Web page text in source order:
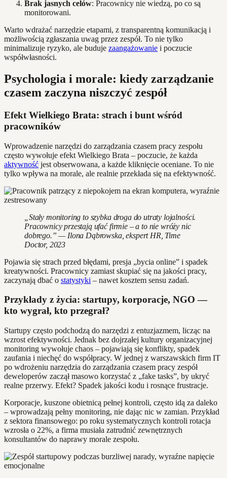
Brak jasnych celów: Pracownicy nie wiedzą, po co są
monitorowani.
Warto wdrażać narzędzie etapami, z transparentną komunikacją i
możliwością zgłaszania uwag przez zespół. To nie tylko
minimalizuje ryzyko, ale buduje zaangażowanie i poczucie
współwłasności.
Psychologia i morale: kiedy zarządzanie
czasem zaczyna niszczyć zespół
Efekt Wielkiego Brata: strach i bunt wśród
pracowników
Wprowadzenie narzędzi do zarządzania czasem pracy zespołu
często wywołuje efekt Wielkiego Brata – poczucie, że każda
aktywność jest obserwowana, a każde kliknięcie oceniane. To nie
tylko wpływa na morale, ale realnie przekłada się na efektywność.
„Stały monitoring to szybka droga do utraty lojalności.
Pracownicy przestają ufać firmie – a to nie wróży nic
dobrego.” — Ilona Dąbrowska, ekspert HR, Time
Doctor, 2023
Pojawia się strach przed błędami, presja „bycia online” i spadek
kreatywności. Pracownicy zamiast skupiać się na jakości pracy,
zaczynają dbać o statystyki – nawet kosztem sensu zadań.
Przykłady z życia: startupy, korporacje, NGO —
kto wygrał, kto przegrał?
Startupy często podchodzą do narzędzi z entuzjazmem, licząc na
wzrost efektywności. Jednak bez dojrzałej kultury organizacyjnej
monitoring wywołuje chaos – pojawiają się konflikty, spadek
zaufania i niechęć do współpracy. W jednej z warszawskich firm IT
po wdrożeniu narzędzia do zarządzania czasem pracy zespół
deweloperów zaczął masowo korzystać z „fake tasks”, by ukryć
realne przerwy. Efekt? Spadek jakości kodu i rosnące frustracje.
Korporacje, kuszone obietnicą pełnej kontroli, często idą za daleko
– wprowadzają pełny monitoring, nie dając nic w zamian. Przykład
z sektora finansowego: po roku systematycznych kontroli rotacja
wzrosła o 22%, a firma musiała zatrudnić zewnętrznych
konsultantów do naprawy morale zespołu.